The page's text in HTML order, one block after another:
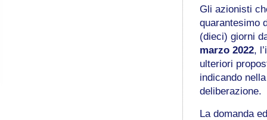
Gli azionisti
quarantesimo
(dieci) giorni
marzo 2022,
ulteriori
indicando
deliberazione.
La domanda